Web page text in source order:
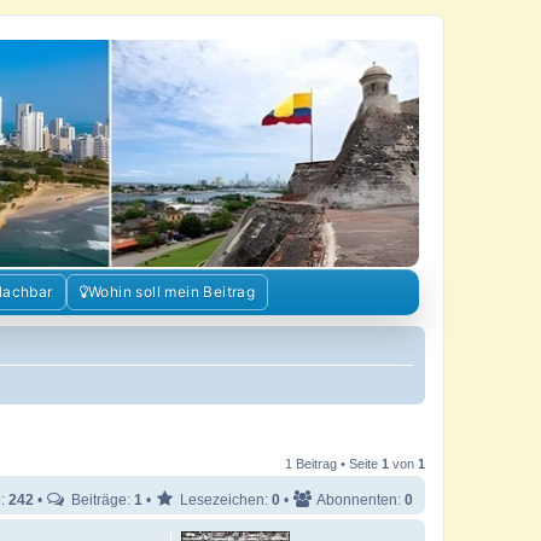
Wohin soll mein Beitrag
1 Beitrag • Seite 1 von 1
242 • Beiträge: 1 • Lesezeichen: 0 • Abonnenten: 0